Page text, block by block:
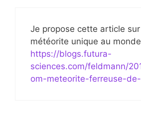
Je propose cette article
météorite unique au
https://blogs.futura-
sciences.com/feldmann/
om-meteorite-ferreuse-